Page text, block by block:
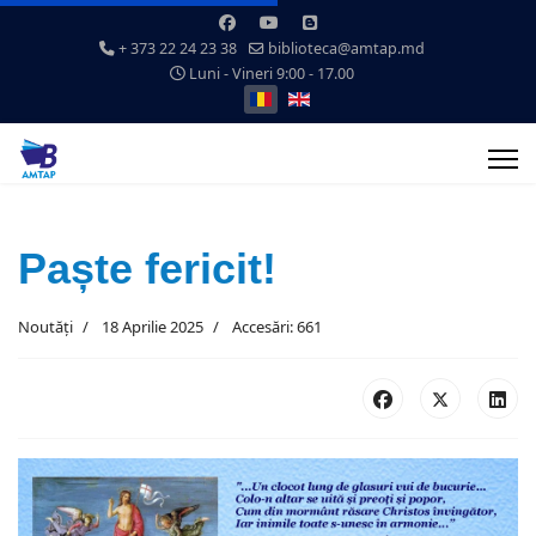
+ 373 22 24 23 38
biblioteca@amtap.md
Luni - Vineri 9:00 - 17.00
Selectați limba dvs
Paște fericit!
Noutăți 18 Aprilie 2025 Accesări: 661